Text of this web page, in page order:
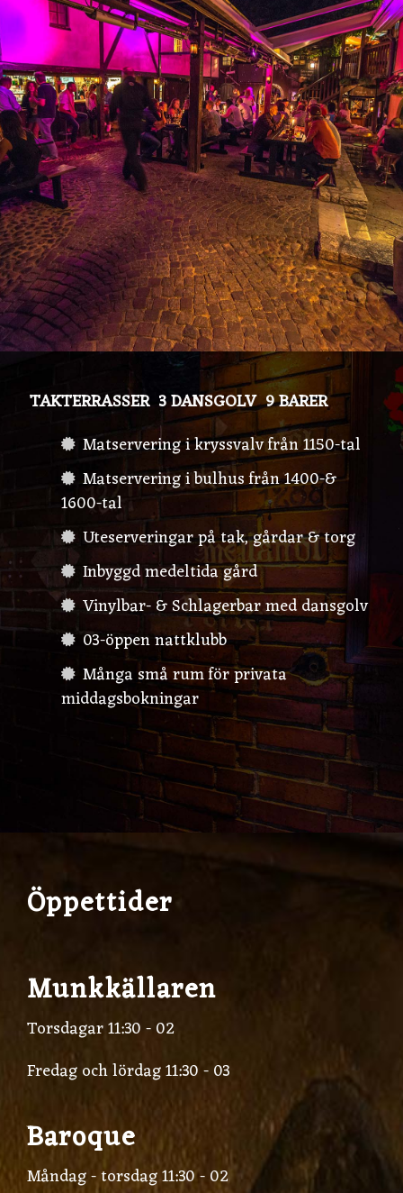
TAKTERRASSER 3 DANSGOLV 9 BARER
Matservering i kryssvalv från 1150-tal
Matservering i bulhus från 1400-&
1600-tal
Uteserveringar på tak, gårdar & torg
Inbyggd medeltida gård
Vinylbar- & Schlagerbar med dansgolv
03-öppen nattklubb
Många små rum för privata
middagsbokningar
Öppettider
Munkkällaren
Torsdagar 11:30 - 02
Fredag och lördag 11:30 - 03
Baroque
Måndag - torsdag 11:30 - 02